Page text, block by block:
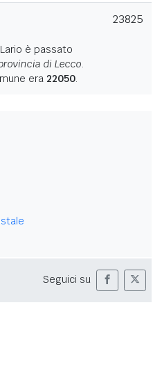
è passato
di Lecco.
era 22050.
23825
Seguici su